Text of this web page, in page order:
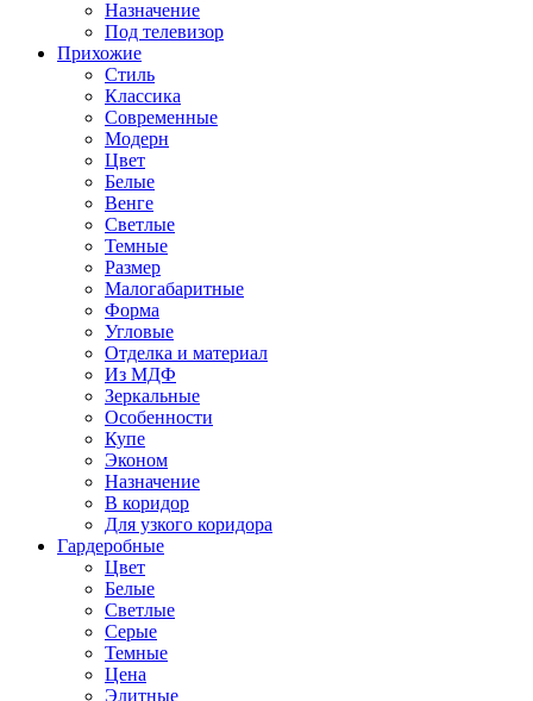
Назначение
Под телевизор
Прихожие
Стиль
Классика
Современные
Модерн
Цвет
Белые
Венге
Светлые
Темные
Размер
Малогабаритные
Форма
Угловые
Отделка и материал
Из МДФ
Зеркальные
Особенности
Купе
Эконом
Назначение
В коридор
Для узкого коридора
Гардеробные
Цвет
Белые
Светлые
Серые
Темные
Цена
Элитные